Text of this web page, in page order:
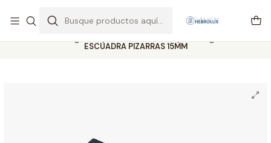
Regiones envios por pagar vía Starken y Pullman cargo
ESCUADRA PIZARRAS 15MM